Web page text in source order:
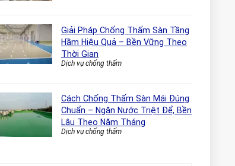
Giải Pháp Chống Thấm Sàn Tầng
Hầm Hiệu Quả – Bền Vững Theo
Thời Gian
Dịch vụ chống thấm
Cách Chống Thấm Sàn Mái Đúng
Chuẩn – Ngăn Nước Triệt Để, Bền
Lâu Theo Năm Tháng
Dịch vụ chống thấm